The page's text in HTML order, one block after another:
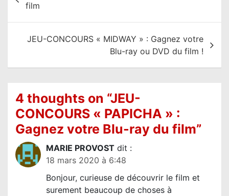
film
JEU-CONCOURS « MIDWAY » : Gagnez votre
Blu-ray ou DVD du film !
4 thoughts on “JEU-
CONCOURS « PAPICHA » :
Gagnez votre Blu-ray du film”
MARIE PROVOST dit :
18 mars 2020 à 6:48
Bonjour, curieuse de découvrir le film et
surement beaucoup de choses à